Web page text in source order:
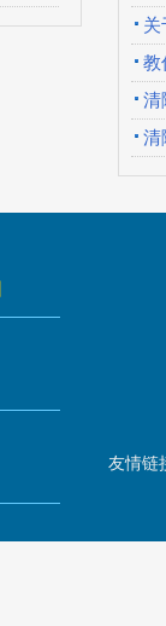
关
教
清
清
友情链